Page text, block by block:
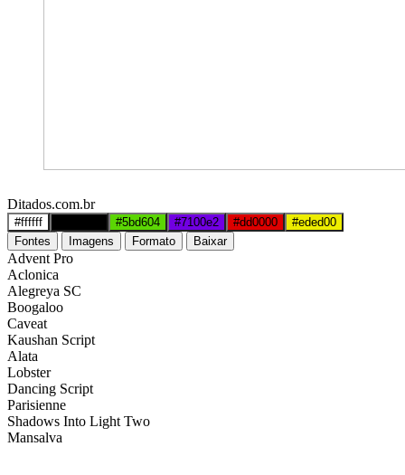
Ditados.com.br
#ffffff #5bd604 #7100e2 #dd0000
#eded00
Fontes
Imagens Formato Baixar
Advent Pro
Aclonica
Alegreya SC
Boogaloo
Caveat
Kaushan Script
Alata
Lobster
Dancing Script
Parisienne
Shadows Into Light Two
Mansalva